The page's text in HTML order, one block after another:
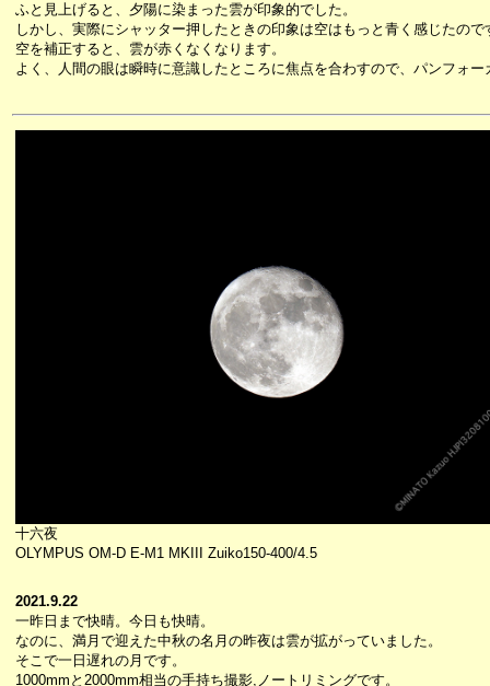
ふと見上げると、夕陽に染まった雲が印象的でした。
しかし、実際にシャッター押したときの印象は空はもっと青く感じたので
空を補正すると、雲が赤くなくなります。
よく、人間の眼は瞬時に意識したところに焦点を合わすので、パンフォ
十六夜
OLYMPUS OM-D E-M1 MKIII Zuiko150-400/4.5
2021.9.22
一昨日まで快晴。今日も快晴。
なのに、満月で迎えた中秋の名月の昨夜は雲が拡がっていました。
そこで一日遅れの月です。
1000mmと2000mm相当の手持ち撮影,ノートリミングです。